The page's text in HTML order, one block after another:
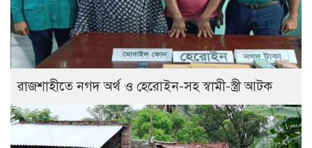
রাজশাহীতে নগদ অর্থ ও হেরোইন-সহ স্বামী-স্ত্রী আটক